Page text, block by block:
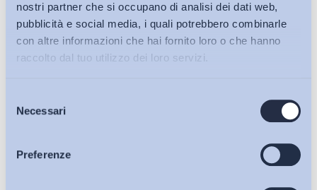
nostri partner che si occupano di analisi dei dati web,
pubblicità e social media, i quali potrebbero combinarle
con altre informazioni che hai fornito loro o che hanno
raccolto dal tuo utilizzo dei loro servizi.
delNecessari
Preferenze
Bollettini ADAPT
Articoli